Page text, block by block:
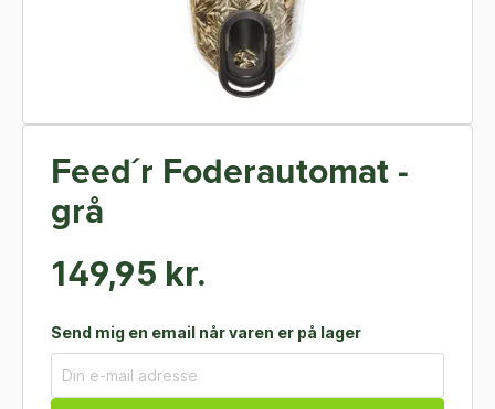
Feed´r Foderautomat -
grå
149,95 kr.
Send mig en email når varen er på lager